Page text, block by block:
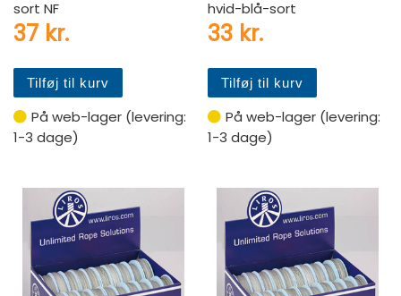
sort NF
37 kr.
Tilføj til kurv
På web-lager (levering:
1-3 dage)
hvid-blå-sort
33 kr.
Tilføj til kurv
På web-lager (levering:
1-3 dage)